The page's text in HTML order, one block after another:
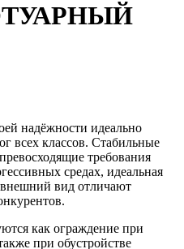
надёжности идеально
всех классов. Стабильные
требования
средах, идеальная
вид отличают
как ограждение при
при обустройстве